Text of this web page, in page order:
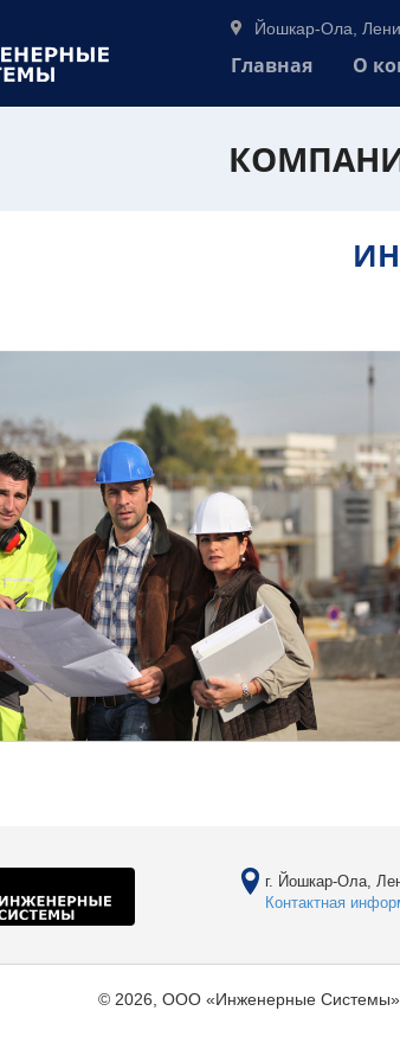
Йошкар-Ола,
Главная О
г. Йошкар-Ола,
Контактная
© 2026, ООО «Инженерные Системы».